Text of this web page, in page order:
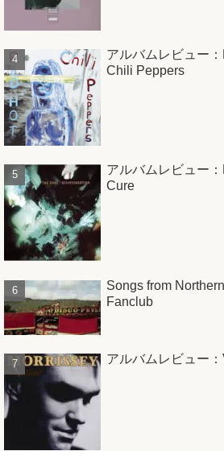
アルバムレビュー
Chili Peppers
アルバムレビュー
Cure
Songs from
Fanclub
アルバムレビュー